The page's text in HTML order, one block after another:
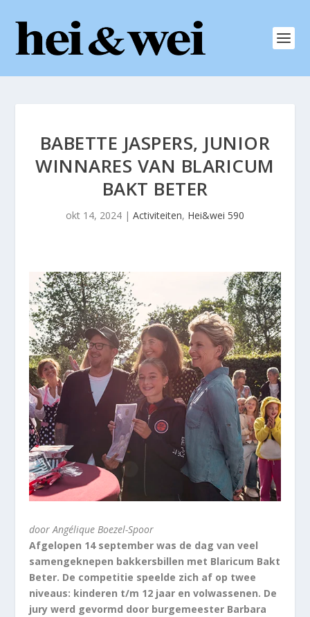
BABETTE JASPERS, JUNIOR
WINNARES VAN BLARICUM
BAKT BETER
okt 14, 2024 | Activiteiten, Hei&wei 590
door Angélique Boezel-Spoor
Afgelopen 14 september was de dag van veel
samengeknepen bakkersbillen met Blaricum Bakt
Beter. De competitie speelde zich af op twee
niveaus: kinderen t/m 12 jaar en volwassenen. De
jury werd gevormd door burgemeester Barbara